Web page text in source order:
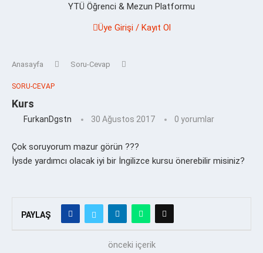
YTÜ Öğrenci & Mezun Platformu
Üye Girişi / Kayıt Ol
Anasayfa Soru-Cevap
SORU-CEVAP
Kurs
FurkanDgstn 30 Ağustos 2017 0 yorumlar
Çok soruyorum mazur görün ???
İysde yardımcı olacak iyi bir İngilizce kursu önerebilir misiniz?
PAYLAŞ
önceki içerik